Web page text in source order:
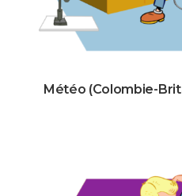
Météo (Colombie-